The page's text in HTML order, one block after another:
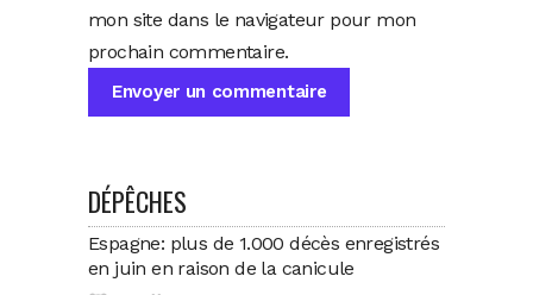
mon site dans le navigateur pour mon
prochain commentaire.
DÉPÊCHES
Espagne: plus de 1.000 décès enregistrés
en juin en raison de la canicule